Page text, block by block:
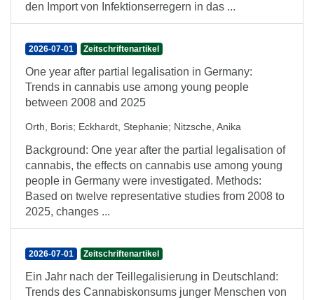
den Import von Infektionserregern in das ...
2026-07-01 Zeitschriftenartikel
One year after partial legalisation in Germany:
Trends in cannabis use among young people
between 2008 and 2025
Orth, Boris; Eckhardt, Stephanie; Nitzsche, Anika
Background: One year after the partial legalisation of
cannabis, the effects on cannabis use among young
people in Germany were investigated. Methods:
Based on twelve representative studies from 2008 to
2025, changes ...
2026-07-01 Zeitschriftenartikel
Ein Jahr nach der Teillegalisierung in Deutschland:
Trends des Cannabiskonsums junger Menschen von